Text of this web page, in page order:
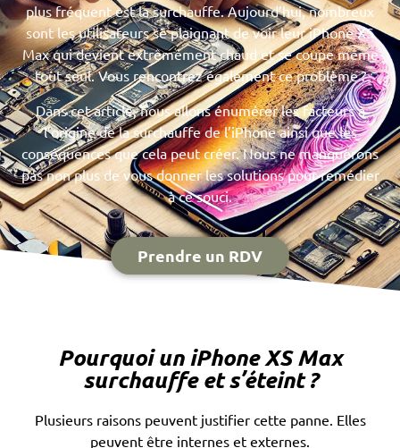
plus fréquent est la surchauffe. Aujourd’hui, nombreux
sont les utilisateurs se plaignant de voir leur iPhone XS
Max qui devient extrêmement chaud et se coupe même
tout seul. Vous rencontrez également ce problème ?
Dans cet article, nous allons énumérer les facteurs à
l’origine de la surchauffe de l’iPhone ainsi que les
conséquences que cela peut créer. Nous ne manquerons
pas non plus de vous donner les solutions pour remédier
à ce souci.
Prendre un RDV
Pourquoi un iPhone XS Max
surchauffe et s’éteint ?
Plusieurs raisons peuvent justifier cette panne. Elles
peuvent être internes et externes.